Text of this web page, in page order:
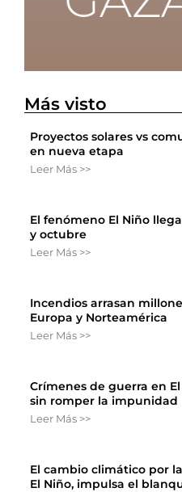
Más visto
Proyectos solares vs
en nueva etapa
Leer Más >>
El fenómeno El Niño
y octubre
Leer Más >>
Incendios arrasan
Europa y Norteamérica
Leer Más >>
Crímenes de guerra en
sin romper la impunidad
Leer Más >>
El cambio climático por
El Niño, impulsa el